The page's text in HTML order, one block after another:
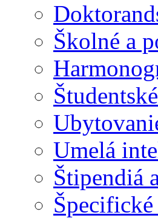
Školné a
Umelá
Štipendiá